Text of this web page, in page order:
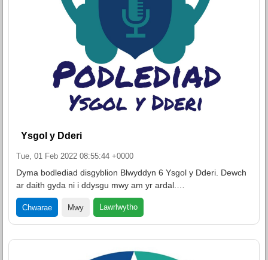
Ysgol y Dderi
Tue, 01 Feb 2022 08:55:44 +0000
Dyma bodlediad disgyblion Blwyddyn 6 Ysgol y Dderi. Dewch
ar daith gyda ni i ddysgu mwy am yr ardal.…
Chwarae Mwy Lawrlwytho